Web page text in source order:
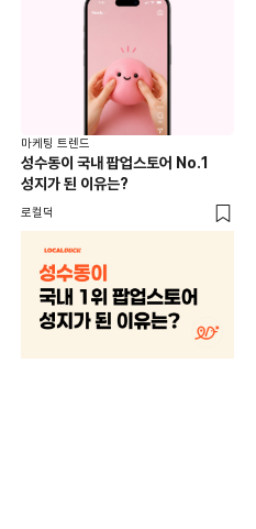
마케팅 트렌드
성수동이 국내 팝업스토어 No.1
성지가 된 이유는?
로컬덕